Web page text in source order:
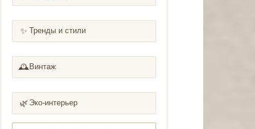
✨ Тренды и стили
🕰️ Винтаж
🌿 Эко-интерьер